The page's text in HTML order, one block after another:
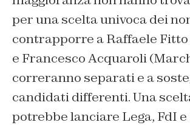
per una scelta univoca dei
contrapporre a Raffaele Fitto
e Francesco Acquaroli
correranno separati e a
candidati differenti. Una
potrebbe lanciare Lega, FdI